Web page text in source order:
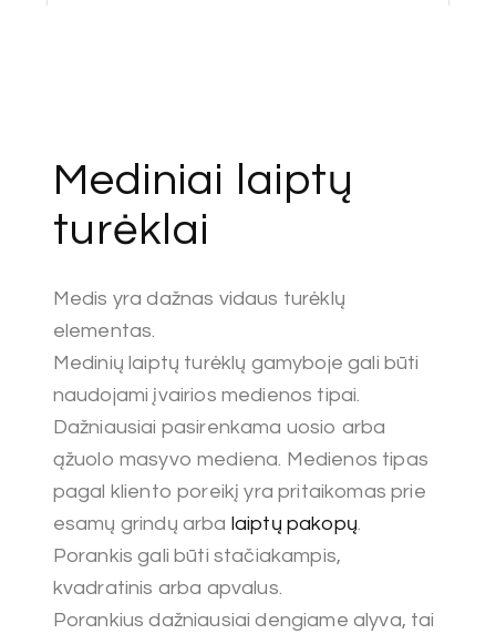
Mediniai laiptų
turėklai
Medis yra dažnas vidaus turėklų
elementas.
Medinių laiptų turėklų gamyboje gali būti
naudojami įvairios medienos tipai.
Dažniausiai pasirenkama uosio arba
ąžuolo masyvo mediena. Medienos tipas
pagal kliento poreikį yra pritaikomas prie
esamų grindų arba laiptų pakopų.
Porankis gali būti stačiakampis,
kvadratinis arba apvalus.
Porankius dažniausiai dengiame alyva, tai